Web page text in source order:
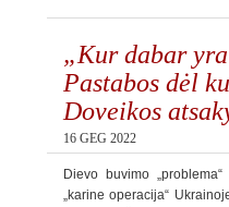
„Kur dabar
Pastabos dėl
Doveikos
16 GEG 2022
Dievo buvimo
„karine operacija“